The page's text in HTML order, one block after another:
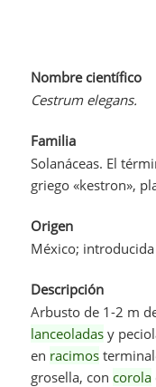
Nombre científico
Cestrum elegans.
Familia
Solanáceas. El
griego «kestron»,
Origen
México;
Descripción
Arbusto de 1-2 m
lanceoladas y
en racimos
grosella, con corola